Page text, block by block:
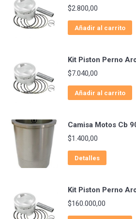
$2.800,00
Añadir al carrito
Kit Piston Perno
$7.040,00
Añadir al carrito
Camisa Motos Cb
$1.400,00
Detalles
Kit Piston Perno
$160.000,00